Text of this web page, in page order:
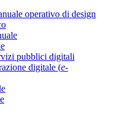
operativo di design
pubblici digitali
digitale (e-